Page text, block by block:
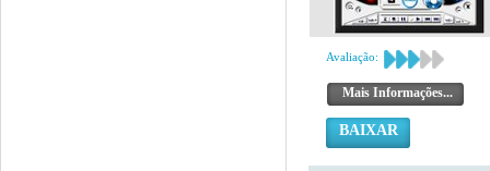
Avaliação:
Mais Informações...
BAIXAR